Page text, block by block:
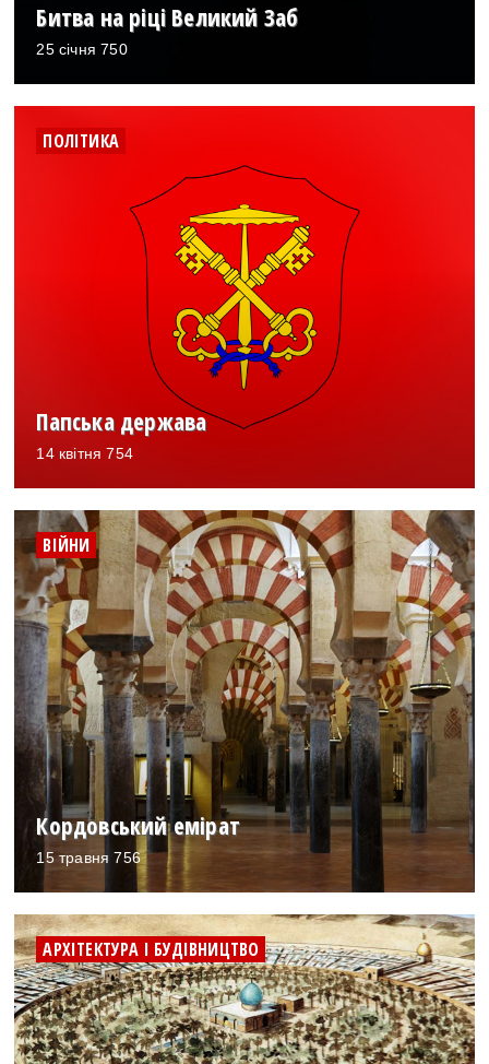
Битва на ріці Великий Заб
25 січня 750
ПОЛІТИКА
Папська держава
14 квітня 754
ВІЙНИ
Кордовський емірат
15 травня 756
АРХІТЕКТУРА І БУДІВНИЦТВО